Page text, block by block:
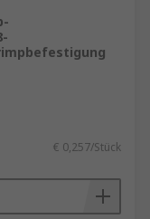
€ 0,257/Stück